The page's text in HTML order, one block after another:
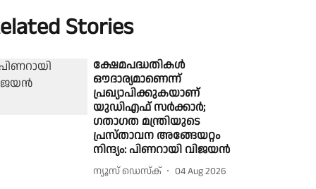
Stories
ക്ഷേമപദ്ധതികൾ
ഔദാര്യമാണെന്ന്
പ്രഖ്യാപിക്കുകയാണ്
യുഡിഎഫ് സർക്കാർ;
ഗതാഗത മന്ത്രിയുടെ
പ്രസ്താവന അങ്ങേയറ്റം
നിന്ദ്യം: പിണറായി വിജയന്‍
ന്യൂസ് ഡെസ്ക് 04 Aug 2026